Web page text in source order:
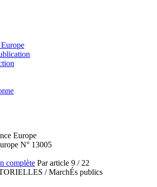
N° 13005
complète Par article 9 / 22
/ MarchÉs publics